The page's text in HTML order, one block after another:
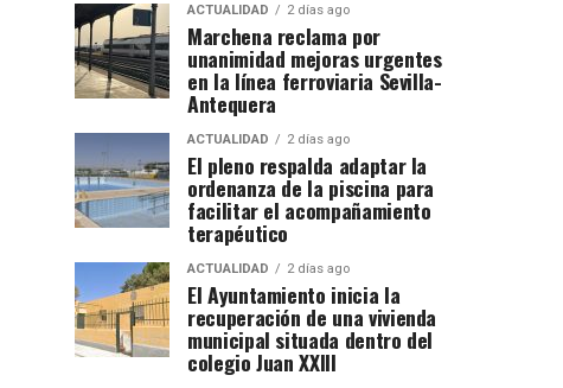
ACTUALIDAD 2 días ago
Marchena reclama por
unanimidad mejoras urgentes
en la línea ferroviaria Sevilla-
Antequera
ACTUALIDAD 2 días ago
El pleno respalda adaptar la
ordenanza de la piscina para
facilitar el acompañamiento
terapéutico
ACTUALIDAD 2 días ago
El Ayuntamiento inicia la
recuperación de una vivienda
municipal situada dentro del
colegio Juan XXIII